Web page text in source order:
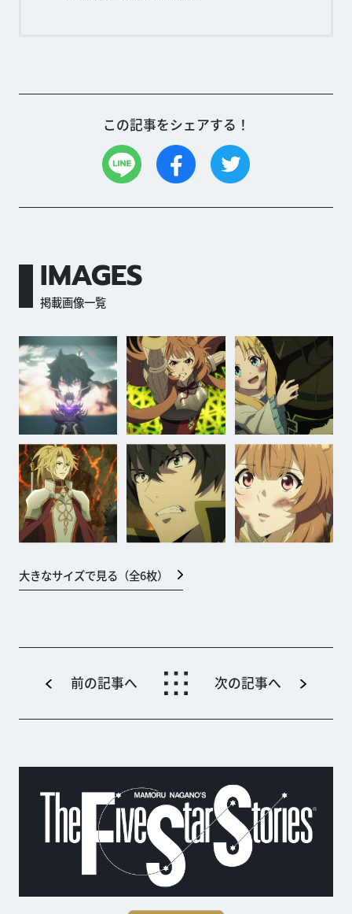
この記事をシェアする！
IMAGES
掲載画像一覧
大きなサイズで見る（全6枚）
前の記事へ 次の記事へ